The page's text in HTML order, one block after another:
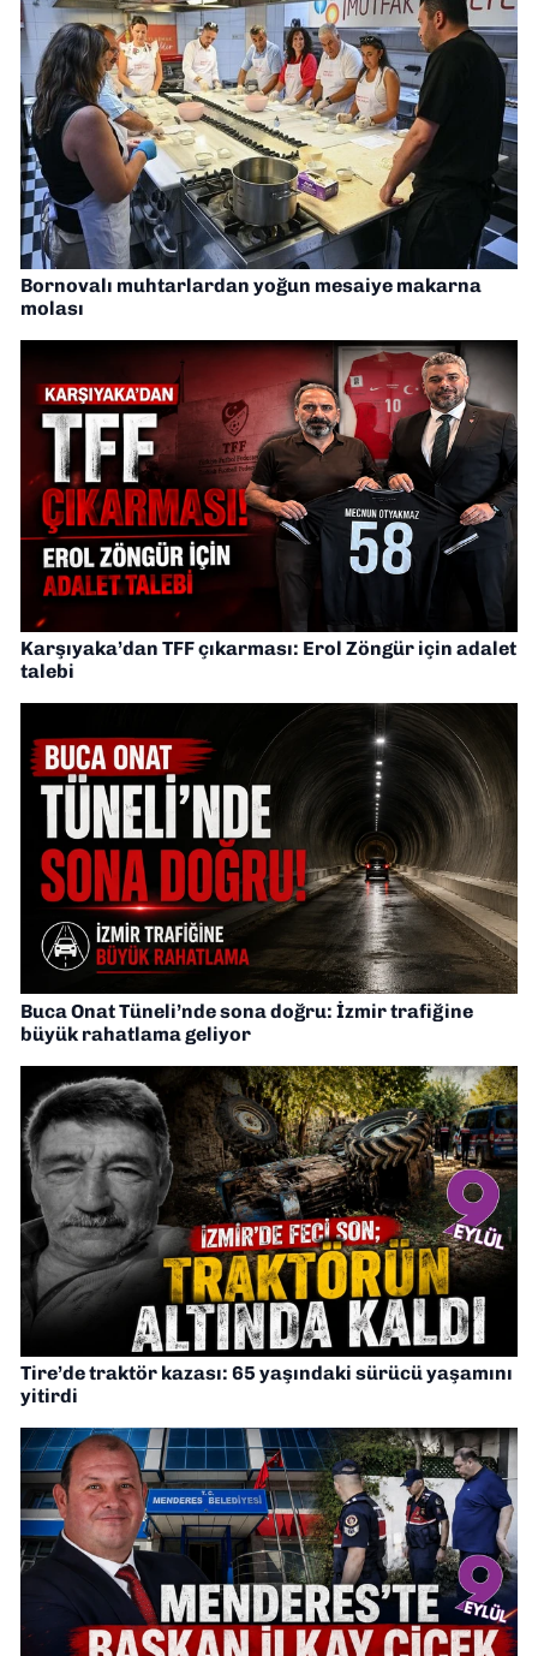
Bornovalı muhtarlardan yoğun mesaiye makarna
molası
Karşıyaka’dan TFF çıkarması: Erol Zöngür için adalet
talebi
Buca Onat Tüneli’nde sona doğru: İzmir trafiğine
büyük rahatlama geliyor
Tire’de traktör kazası: 65 yaşındaki sürücü yaşamını
yitirdi